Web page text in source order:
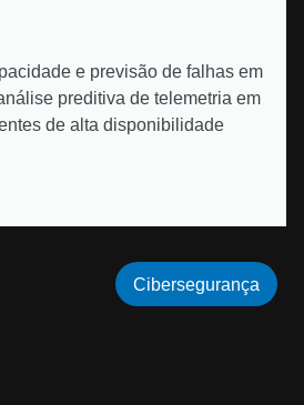
e previsão de falhas em
preditiva de telemetria em
de alta disponibilidade
Cibersegurança